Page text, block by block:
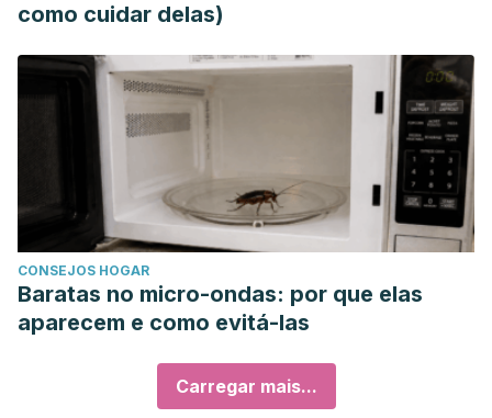
como cuidar delas)
CONSEJOS HOGAR
Baratas no micro-ondas: por que elas
aparecem e como evitá-las
Carregar mais...